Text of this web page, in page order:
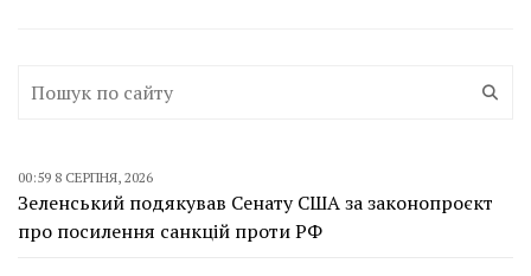
00:59 8 СЕРПНЯ, 2026
Зеленський подякував Сенату США за законопроєкт
про посилення санкцій проти РФ